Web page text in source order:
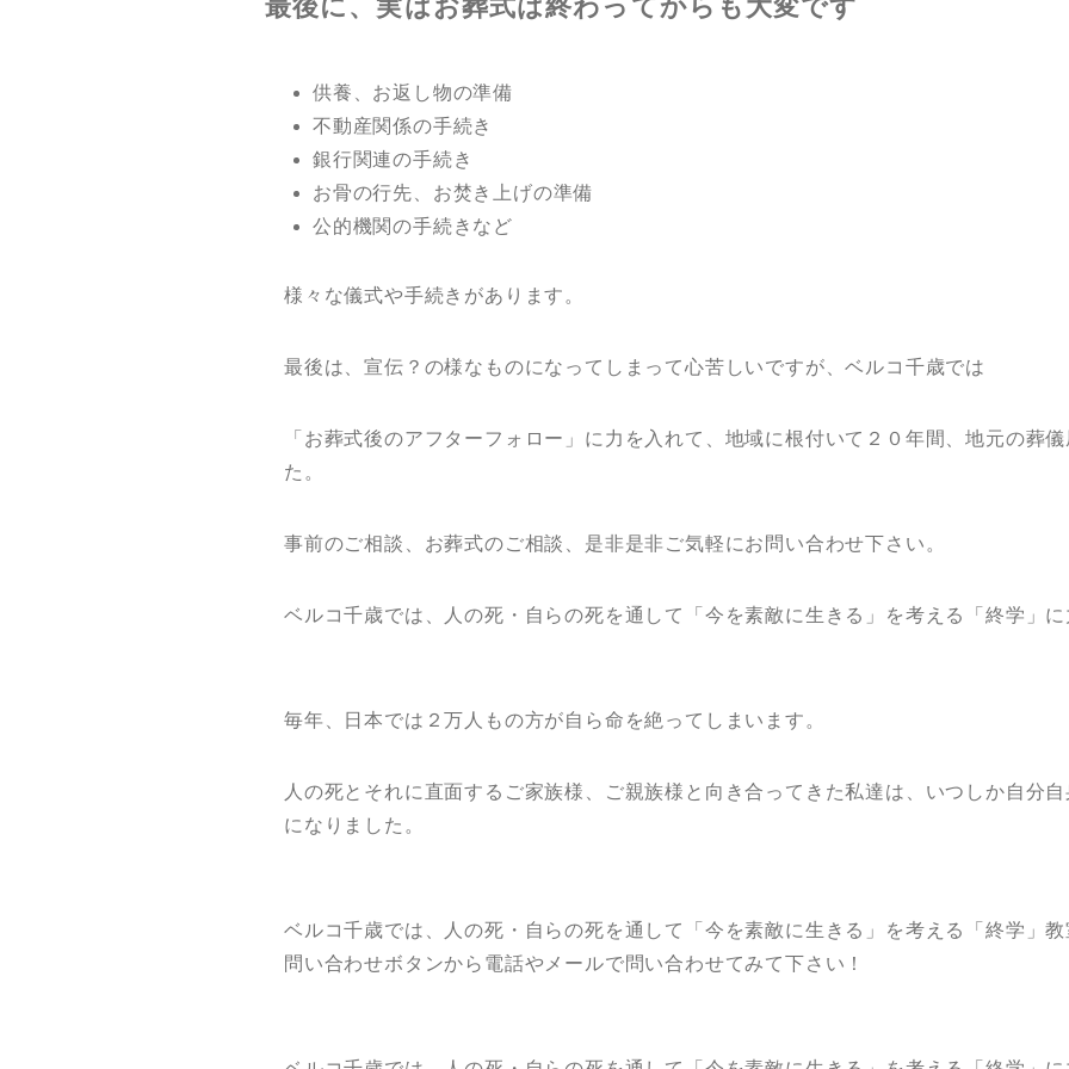
最後に、実はお葬式は終わってからも大変です
供養、お返し物の準備
不動産関係の手続き
銀行関連の手続き
お骨の行先、お焚き上げの準備
公的機関の手続きなど
様々な儀式や手続きがあります。
最後は、宣伝？の様なものになってしまって心苦しいですが、ベルコ千歳では
「お葬式後のアフターフォロー」に力を入れて、地域に根付いて２０年間、地元の葬
た。
事前のご相談、お葬式のご相談、是非是非ご気軽にお問い合わせ下さい。
ベルコ千歳では、人の死・自らの死を通して「今を素敵に生きる」を考える「終学」に
毎年、日本では２万人もの方が自ら命を絶ってしまいます。
人の死とそれに直面するご家族様、ご親族様と向き合ってきた私達は、いつしか自分
になりました。
ベルコ千歳では、人の死・自らの死を通して「今を素敵に生きる」を考える「終学」
問い合わせボタンから電話やメールで問い合わせてみて下さい！